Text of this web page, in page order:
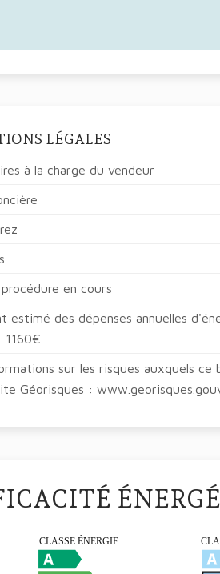
LÉGALES
à la charge du vendeur
en cours
estimé des dépenses annuelles
1160€
sur les risques auxquels ce
Géorisques :